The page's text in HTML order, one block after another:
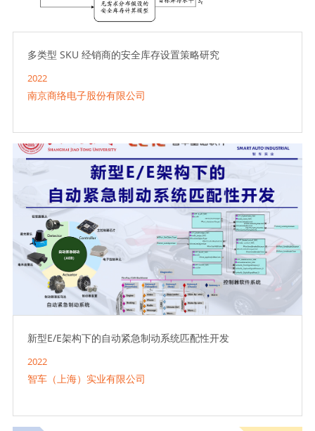
多类型 SKU 经销商的安全库存设置策略研究
2022
南京商络电子股份有限公司
新型E/E架构下的自动紧急制动系统匹配性开发
2022
智车（上海）实业有限公司